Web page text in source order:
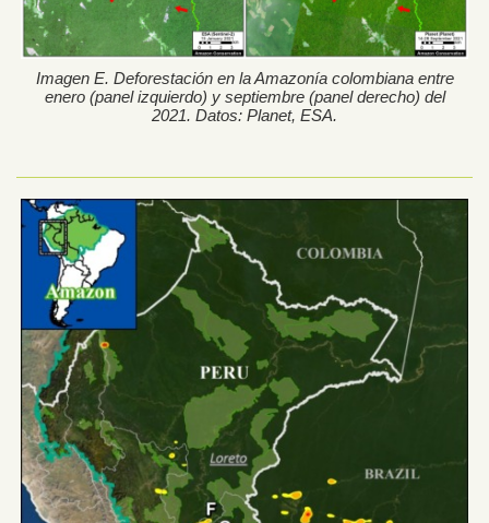
Imagen E. Deforestación en la Amazonía colombiana entre
enero (panel izquierdo) y septiembre (panel derecho) del
2021. Datos: Planet, ESA.